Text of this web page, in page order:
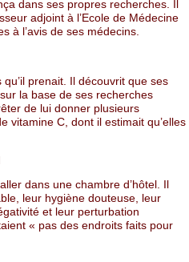
dans ses propres recherches. Il
adjoint à l’Ecole de Médecine
à l’avis de ses médecins.
prenait. Il découvrit que ses
la base de ses recherches
de lui donner plusieurs
vitamine C, dont il estimait qu’elles
dans une chambre d’hôtel. Il
leur hygiène douteuse, leur
et leur perturbation
« pas des endroits faits pour